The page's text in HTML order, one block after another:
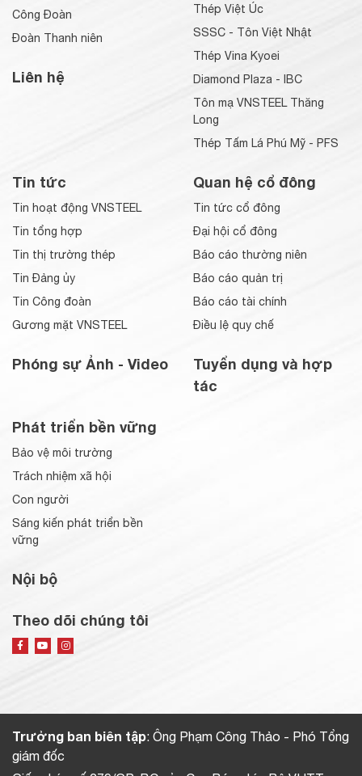
Công Đoàn
Đoàn Thanh niên
Liên hệ
Thép Việt Úc
SSSC - Tôn Việt Nhật
Thép Vina Kyoei
Diamond Plaza - IBC
Tôn mạ VNSTEEL Thăng
Long
Thép Tấm Lá Phú Mỹ - PFS
Tin tức
Tin hoạt động VNSTEEL
Tin tổng hợp
Tin thị trường thép
Tin Đảng ủy
Tin Công đoàn
Gương mặt VNSTEEL
Phóng sự Ảnh - Video
Quan hệ cổ đông
Tin tức cổ đông
Đại hội cổ đông
Báo cáo thường niên
Báo cáo quản trị
Báo cáo tài chính
Điều lệ quy chế
Tuyển dụng và hợp
tác
Phát triển bền vững
Bảo vệ môi trường
Trách nhiệm xã hội
Con người
Sáng kiến phát triển bền
vững
Nội bộ
Theo dõi chúng tôi
Trưởng ban biên tập: Ông Phạm Công Thảo - Phó Tổng
giám đốc